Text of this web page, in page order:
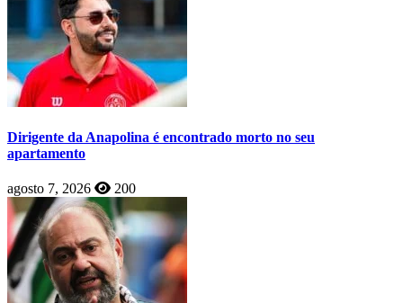
Dirigente da Anapolina é encontrado morto no seu
apartamento
agosto 7, 2026 200